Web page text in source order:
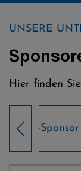
UNSERE
Hier finden